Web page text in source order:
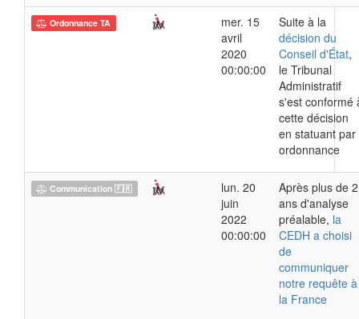
Ordonnance TA
mer. 15
avril
2020
00:00:00
Suite à la
décision du
Conseil d'État,
le Tribunal
Administratif
s'est conformé
cette décision
en statuant par
ordonnance
Communication 🇫🇷
lun. 20
juin
2022
00:00:00
Après plus de 2
ans d'analyse
préalable, la
CEDH a choisi
de
communiquer
notre requête à
la France